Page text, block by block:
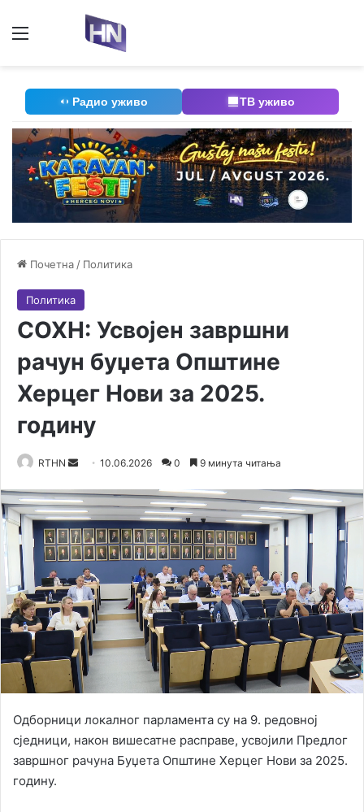
Радио уживо ТВ уживо
Почетна / Политика
Политика
СОХН: Усвојен завршни
рачун буџета Општине
Херцег Нови за 2025.
годину
RTHN
n
d
a
n
e
m
a
i
l
10.06.2026 0 9 минута читања
Одборници локалног парламента су на 9. редовној
сједници, након вишесатне расправе, усвојили Предлог
завршног рачуна Буџета Општине Херцег Нови за 2025.
годину.